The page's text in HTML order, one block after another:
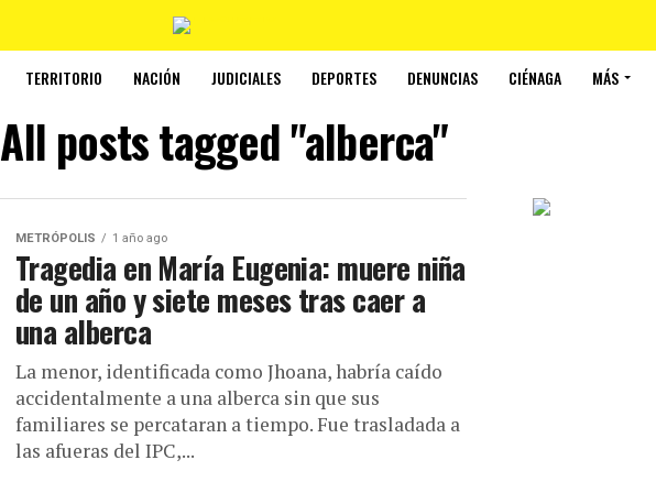
TERRITORIO NACIÓN JUDICIALES DEPORTES DENUNCIAS CIÉNAGA MÁS
All posts tagged "alberca"
METRÓPOLIS 1 año ago
Tragedia en María Eugenia: muere niña
de un año y siete meses tras caer a
una alberca
La menor, identificada como Jhoana, habría caído
accidentalmente a una alberca sin que sus
familiares se percataran a tiempo. Fue trasladada a
las afueras del IPC,...